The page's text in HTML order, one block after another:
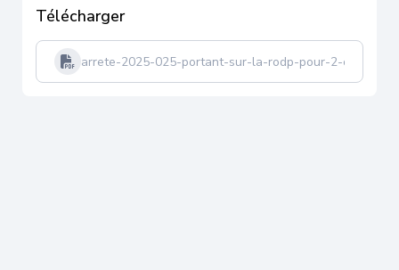
Télécharger
arrete-2025-025-portant-sur-la-rodp-pour-2-